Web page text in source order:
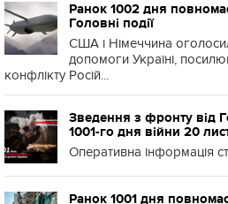
Ранок 1002 дня
Головні події
США і Німеччина
допомоги Україні,
конфлікту Росій...
Зведення з фронту від
1001-го дня війни 20
Оперативна інформація
Ранок 1001 дня